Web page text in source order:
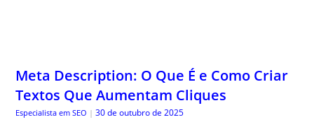
Meta Description: O Que É e Como Criar
Textos Que Aumentam Cliques
Especialista em SEO | 30 de outubro de 2025